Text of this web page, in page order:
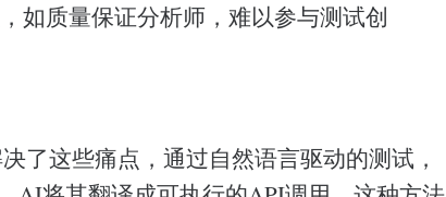
如质量保证分析师，难以参与测试创
了这些痛点，通过自然语言驱动的测试，